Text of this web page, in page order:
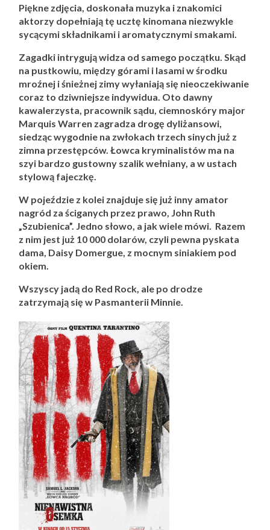
Piękne zdjęcia, doskonała muzyka i znakomici
aktorzy dopełniają tę ucztę kinomana niezwykle
sycącymi składnikami i aromatycznymi smakami.
Zagadki intrygują widza od samego początku. Skąd
na pustkowiu, między górami i lasami w środku
mroźnej i śnieżnej zimy wyłaniają się nieoczekiwanie
coraz to dziwniejsze indywidua. Oto dawny
kawalerzysta, pracownik sądu, ciemnoskóry major
Marquis Warren zagradza drogę dyliżansowi,
siedząc wygodnie na zwłokach trzech sinych już z
zimna przestępców. Łowca kryminalistów ma na
szyi bardzo gustowny szalik wełniany, a w ustach
stylową fajeczkę.
W pojeździe z kolei znajduje się już inny amator
nagród za ściganych przez prawo, John Ruth
„Szubienica”. Jedno słowo, a jak wiele mówi. Razem
z nim jest już 10 000 dolarów, czyli pewna pyskata
dama, Daisy Domergue, z mocnym siniakiem pod
okiem.
Wszyscy jadą do Red Rock, ale po drodze
zatrzymają się w Pasmanterii Minnie.